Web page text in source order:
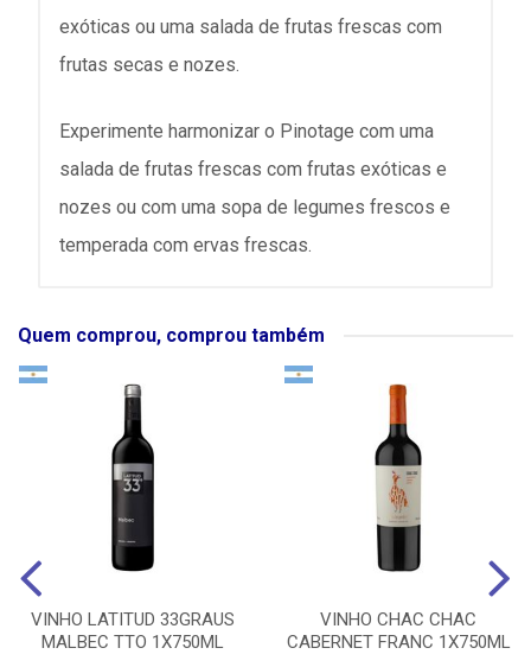
exóticas ou uma salada de frutas frescas com
frutas secas e nozes.
Experimente harmonizar o Pinotage com uma
salada de frutas frescas com frutas exóticas e
nozes ou com uma sopa de legumes frescos e
temperada com ervas frescas.
Quem comprou, comprou também
VINHO LATITUD 33GRAUS
MALBEC TTO 1X750ML
VINHO CHAC CHAC
CABERNET FRANC 1X750ML